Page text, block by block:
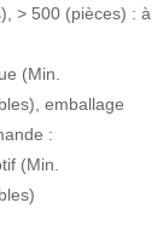
> 500 (pièces) : à
(Min.
emballage
:
(Min.